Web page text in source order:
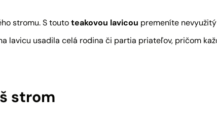
stromu. S toutoteakovou lavicou premeníte
lavicu usadila celá rodina či partia priateľov, pričom
strom